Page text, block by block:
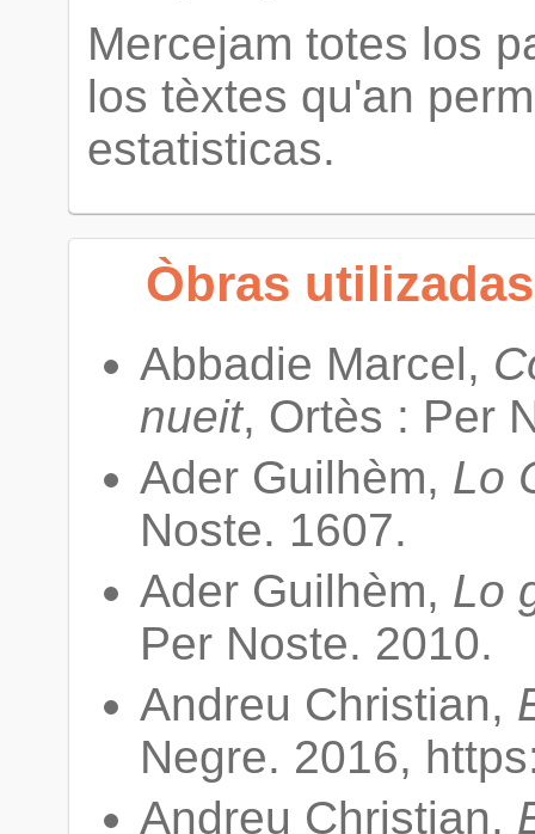
Mercejam totes los
los tèxtes qu'an
estatisticas.
Òbras
Abbadie Marcel,
nueit, Ortès : Per
Ader Guilhèm, Lo
Noste. 1607.
Ader Guilhèm, Lo
Per Noste. 2010.
Andreu Christian,
Negre. 2016,
Andreu Christian,